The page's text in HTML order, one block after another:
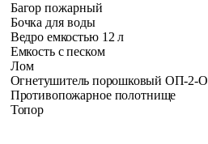
Багор пожарный
Бочка для воды
Ведро емкостью 12 л
Емкость с песком
Лом
Огнетушитель порошковый ОП-2-
Противопожарное полотнище
Топор